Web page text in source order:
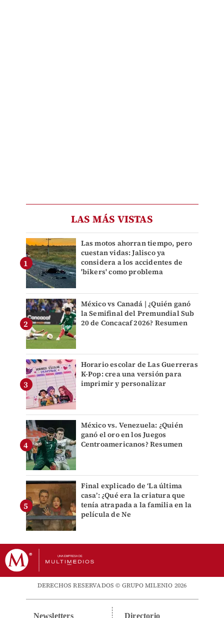
LAS MÁS VISTAS
Las motos ahorran tiempo, pero
cuestan vidas: Jalisco ya
considera a los accidentes de
'bikers' como problema
México vs Canadá | ¿Quién ganó
la Semifinal del Premundial Sub
20 de Concacaf 2026? Resumen
Horario escolar de Las Guerreras
K-Pop: crea una versión para
imprimir y personalizar
México vs. Venezuela: ¿Quién
ganó el oro en los Juegos
Centroamericanos? Resumen
Final explicado de ‘La última
casa’: ¿Qué era la criatura que
tenía atrapada a la familia en la
película de Ne
DERECHOS RESERVADOS © GRUPO MILENIO 2026
Newsletters Directorio